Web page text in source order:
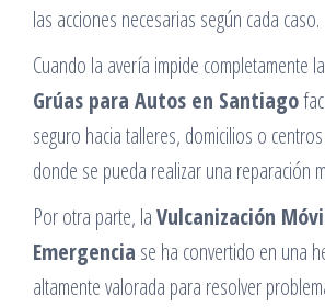
las acciones necesarias según cada caso.
Cuando la avería impide completamente
Grúas para Autos en Santiago
seguro hacia talleres, domicilios o
donde se pueda realizar una reparación
Por otra parte, laVulcanización
Emergencia se ha convertido en una
altamente valorada para resolver